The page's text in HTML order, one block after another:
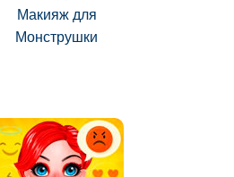
Макияж для
Монструшки